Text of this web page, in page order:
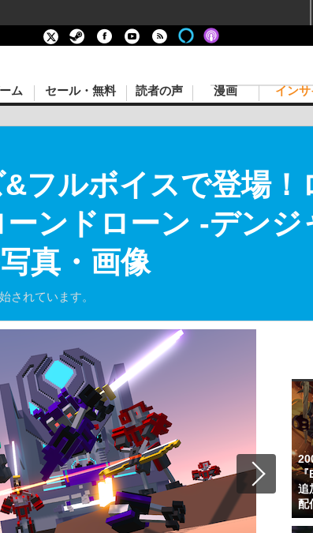
ム セール・無料 読者の声 漫画 インサ
フルボイスで登場
ンドローン -デンジ
真・画像
されています。
『
追
配